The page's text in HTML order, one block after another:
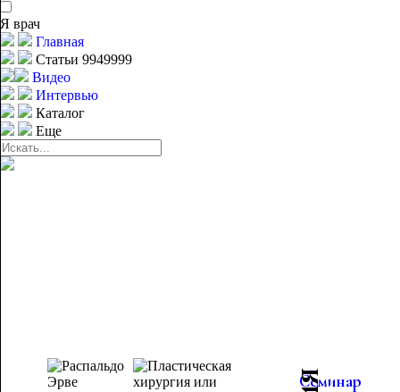
Я врач
Главная
Статьи 9949999
Видео
Интервью
Каталог
Еще
Семинар